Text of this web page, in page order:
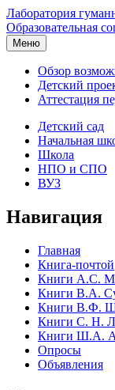
Лаборатория
Образовательная
Меню
Обзор
Детский
Аттестация
Детский сад
Начальная
Школа
НПО и СПО
ВУЗ
Навигация
Главная
Книга-почтой
Книги А.С.
Книги В.А.
Книги В.Ф.
Книги С. Н.
Книги Ш.А.
Опросы
Объявления